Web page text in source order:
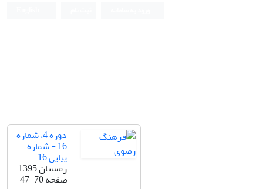
دوره 4، شماره
16 - شماره
پیاپی 16
زمستان 1395
صفحه47-70